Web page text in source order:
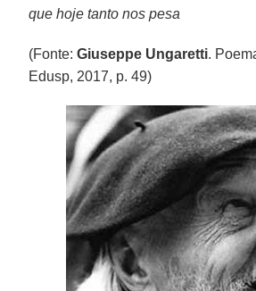
que hoje tanto nos pesa
(Fonte:Giuseppe Ungaretti.
Edusp, 2017, p. 49)